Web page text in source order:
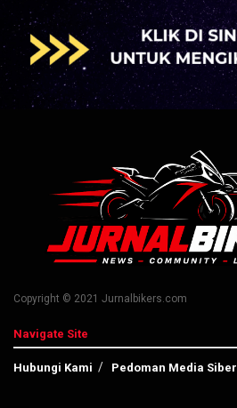
Copyright © 2021 Jurnalbikers.com
Navigate Site
Hubungi Kami Pedoman Media Siber